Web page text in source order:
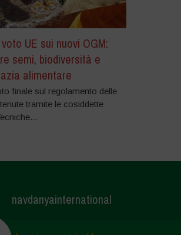
UE sui nuovi OGM:
semi, biodiversità e
alimentare
finale sul regolamento delle
tramite le cosiddette
navdanyainternational